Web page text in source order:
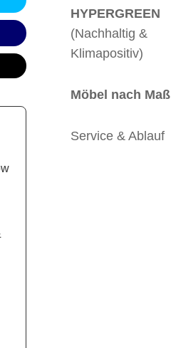
HYPERGREEN
(Nachhaltig &
Klimapositiv)
Möbel nach Maß
Service & Ablauf